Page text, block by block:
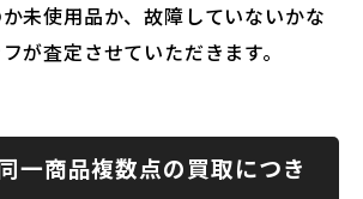
未使用品か、故障していないかな
が査定させていただきます。
一商品複数点の買取につき